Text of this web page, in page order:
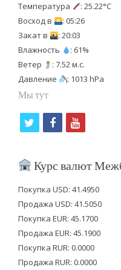
Температура
: 25.22°C
Восход в
: 05:26
Закат в
: 20:03
Влажность
: 61%
Ветер
: 7.52 м.с.
Давление
: 1013 hPa
Мы тут
i
t
e
r
f
c
b
o
o
k
y
u
u
b
e
Курс валют
Покупка USD: 41.4950
Продажа USD: 41.5050
Покупка EUR: 45.1700
Продажа EUR: 45.1900
Покупка RUR: 0.0000
Продажа RUR: 0.0000